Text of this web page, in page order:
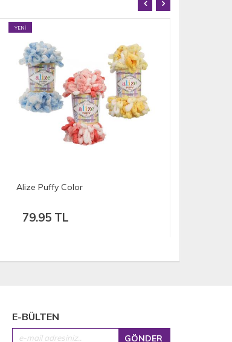
Alize Puffy Fine (Küçük İlmekli)
79.95 TL
E-BÜLTEN